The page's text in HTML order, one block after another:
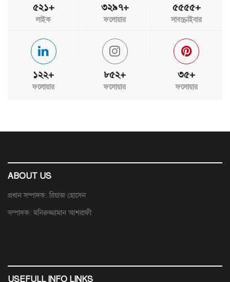
৫২১+
লাইক
৩২৯৭+
ফলোয়ার
৫৫৫৫+
সাবস্ক্রাইবার
১২২+
ফলোয়ার
৮৫২+
ফলোয়ার
৩৫+
ফলোয়ার
ABOUT US
প্রধান সম্পাদক: রিয়াজ হোসেন
সম্পাদক: মনিরুজ্জামান আশরাফী
USEFULL INFO LINKS